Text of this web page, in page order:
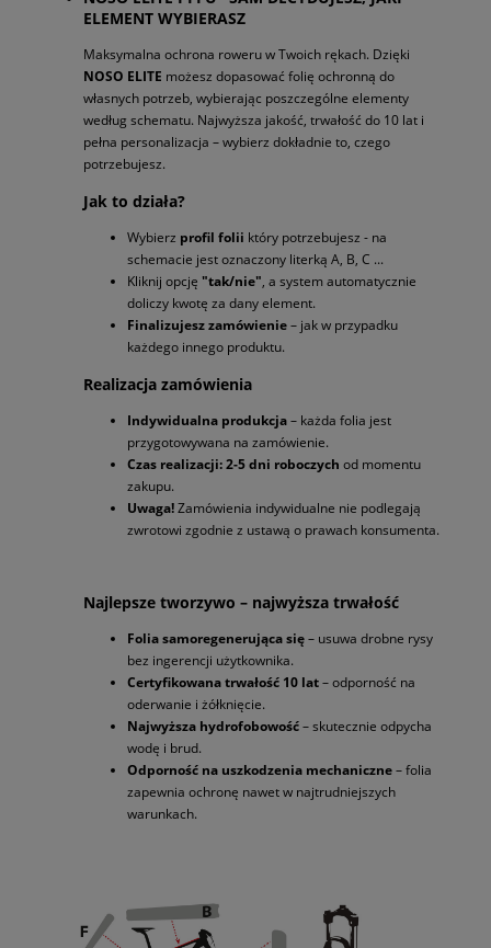
ELEMENT WYBIERASZ
Maksymalna ochrona roweru w Twoich rękach. Dzięki
NOSO ELITE możesz dopasować folię ochronną do
własnych potrzeb, wybierając poszczególne elementy
według schematu. Najwyższa jakość, trwałość do 10 lat i
pełna personalizacja – wybierz dokładnie to, czego
potrzebujesz.
Jak to działa?
Wybierz profil folii który potrzebujesz - na
schemacie jest oznaczony literką A, B, C ...
Kliknij opcję "tak/nie", a system automatycznie
doliczy kwotę za dany element.
Finalizujesz zamówienie– jak w przypadku
każdego innego produktu.
Realizacja zamówienia
Indywidualna produkcja– każda folia jest
przygotowywana na zamówienie.
Czas realizacji: 2-5 dni roboczych od momentu
zakupu.
Uwaga!Zamówienia indywidualne nie podlegają
zwrotowi zgodnie z ustawą o prawach konsumenta.
Najlepsze tworzywo – najwyższa trwałość
Folia samoregenerująca się– usuwa drobne rysy
bez ingerencji użytkownika.
Certyfikowana trwałość 10 lat– odporność na
oderwanie i żółknięcie.
Najwyższa hydrofobowość– skutecznie odpycha
wodę i brud.
Odporność na uszkodzenia mechaniczne– folia
zapewnia ochronę nawet w najtrudniejszych
warunkach.